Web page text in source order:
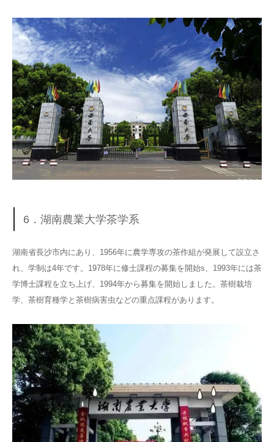
6．湖南農業大学茶学系
湖南省長沙市内にあり、1956年に農学専攻の茶作組が発展して設立さ
れ、学制は4年です。1978年に修士課程の募集を開始s、1993年には茶
学博士課程を立ち上げ、1994年から募集を開始しました。茶樹栽培
学、茶樹育種学と茶樹病害虫などの重点課程があります。